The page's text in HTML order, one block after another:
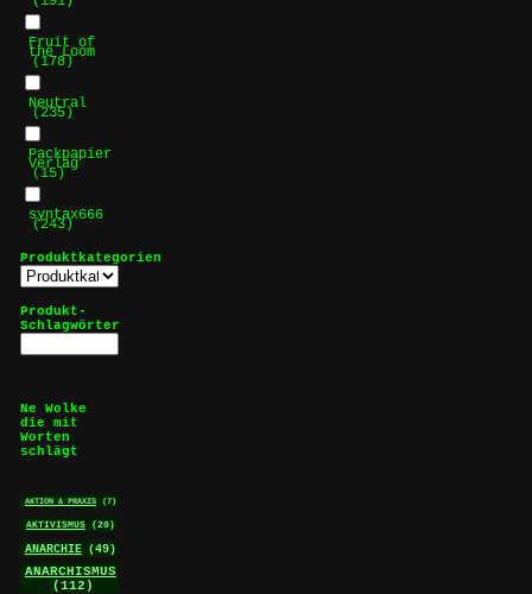
Fruit of
the Loom
(178)
Neutral
(235)
Packpapier
Verlag
(15)
syntax666
(243)
Produktkategorien
Produkt-
Schlagwörter
Ne Wolke
die mit
Worten
schlägt
AKTION & PRAXIS (7)
AKTIVISMUS (20)
ANARCHIE (49)
ANARCHISMUS
(112)